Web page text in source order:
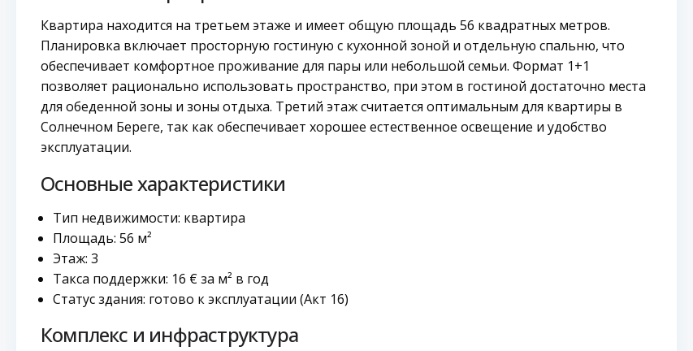
Квартира находится на третьем этаже и имеет общую площадь 56 квадратных метров.
Планировка включает просторную гостиную с кухонной зоной и отдельную спальню, что
обеспечивает комфортное проживание для пары или небольшой семьи. Формат 1+1
позволяет рационально использовать пространство, при этом в гостиной достаточно места
для обеденной зоны и зоны отдыха. Третий этаж считается оптимальным для квартиры в
Солнечном Береге, так как обеспечивает хорошее естественное освещение и удобство
эксплуатации.
Основные характеристики
Тип недвижимости: квартира
Площадь: 56 м²
Этаж: 3
Такса поддержки: 16 € за м² в год
Статус здания: готово к эксплуатации (Акт 16)
Комплекс и инфраструктура